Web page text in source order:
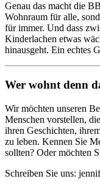
Genau das macht die
Wohnraum für alle,
für immer. Und dass
Kinderlachen etwas
hinausgeht. Ein echtes
Wer wohnt denn
Wir möchten unseren
Menschen vorstellen,
ihren Geschichten,
zu leben. Kennen Sie
sollten? Oder möchten
Schreiben Sie uns: